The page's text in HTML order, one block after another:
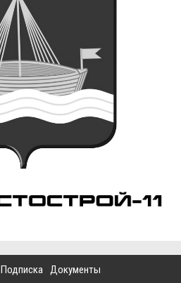
Подписка Документы